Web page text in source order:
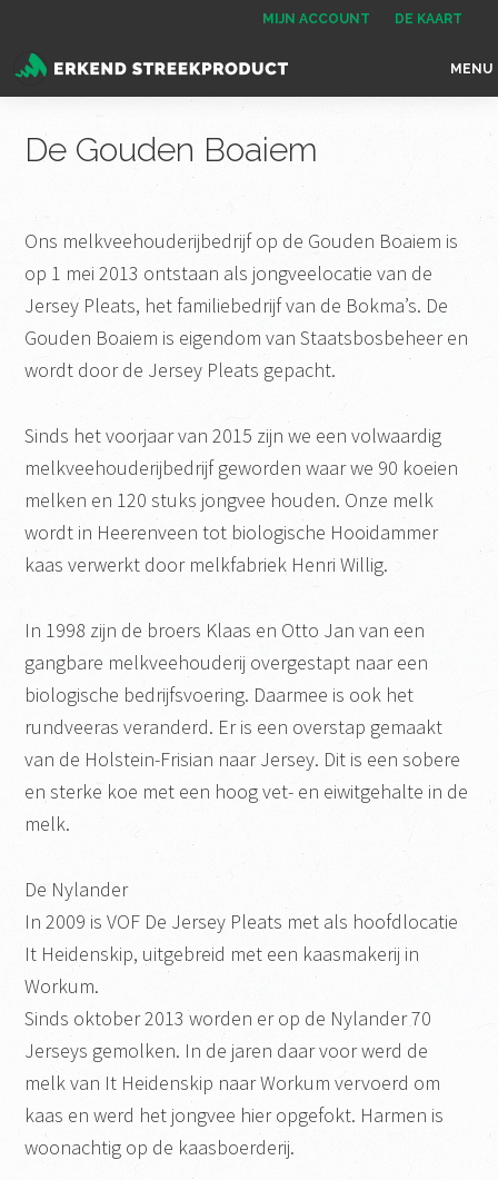
naar
de
naar
de
inhoud
naar
de
MIJN ACCOUNT DE KAART
Erkend
het
enige
onafhankelijke
keurmerk
streekproducten
MENU
De Gouden Boaiem
Ons melkveehouderijbedrijf op de Gouden Boaiem is
op 1 mei 2013 ontstaan als jongveelocatie van de
Jersey Pleats, het familiebedrijf van de Bokma’s. De
Gouden Boaiem is eigendom van Staatsbosbeheer en
wordt door de Jersey Pleats gepacht.
Sinds het voorjaar van 2015 zijn we een volwaardig
melkveehouderijbedrijf geworden waar we 90 koeien
melken en 120 stuks jongvee houden. Onze melk
wordt in Heerenveen tot biologische Hooidammer
kaas verwerkt door melkfabriek Henri Willig.
In 1998 zijn de broers Klaas en Otto Jan van een
gangbare melkveehouderij overgestapt naar een
biologische bedrijfsvoering. Daarmee is ook het
rundveeras veranderd. Er is een overstap gemaakt
van de Holstein-Frisian naar Jersey. Dit is een sobere
en sterke koe met een hoog vet- en eiwitgehalte in de
melk.
De Nylander
In 2009 is VOF De Jersey Pleats met als hoofdlocatie
It Heidenskip, uitgebreid met een kaasmakerij in
Workum.
Sinds oktober 2013 worden er op de Nylander 70
Jerseys gemolken. In de jaren daar voor werd de
melk van It Heidenskip naar Workum vervoerd om
kaas en werd het jongvee hier opgefokt. Harmen is
woonachtig op de kaasboerderij.